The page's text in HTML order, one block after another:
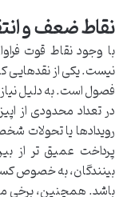
نقاط ضعف و
با وجود نقاط قوت
نیست. یکی از نقدهایی
فصول است. به دلیل
در تعداد محدودی از
رویدادها یا تحولات
پرداخت عمیق تر از
بینندگان، به خصوص
باشد. همچنین، برخی